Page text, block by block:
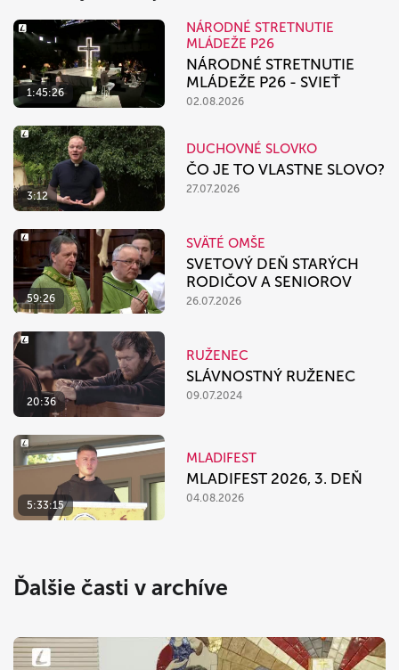
1:45:26
NÁRODNÉ STRETNUTIE
MLÁDEŽE P26
NÁRODNÉ STRETNUTIE
MLÁDEŽE P26 - SVIEŤ
02.08.2026
3:12
DUCHOVNÉ SLOVKO
ČO JE TO VLASTNE SLOVO?
27.07.2026
59:26
SVÄTÉ OMŠE
SVETOVÝ DEŇ STARÝCH
RODIČOV A SENIOROV
26.07.2026
20:36
RUŽENEC
SLÁVNOSTNÝ RUŽENEC
09.07.2024
5:33:15
MLADIFEST
MLADIFEST 2026, 3. DEŇ
04.08.2026
Ďalšie časti v archíve